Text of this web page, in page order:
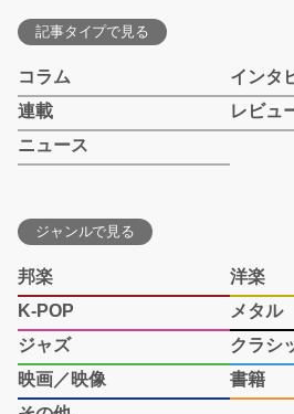
記事タイプで見る
コラム
インタ
連載
レビュ
ニュース
ジャンルで見る
邦楽
洋楽
K-POP
メタル
ジャズ
クラシ
映画／映像
書籍